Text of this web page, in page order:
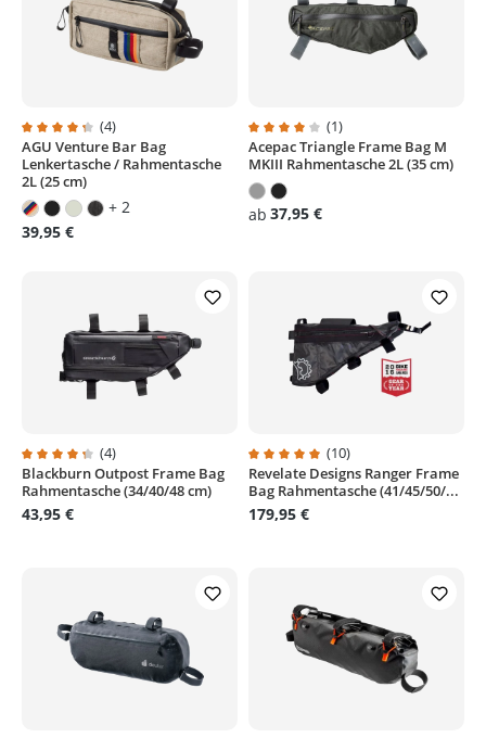
Durchschnittliche Bewertung von 4.2 von 5 Sternen
(4)
AGU Venture Bar Bag
Lenkertasche / Rahmentasche
2L (25 cm)
+ 2
39,95 €
Durchschnittliche Bewertung
(1)
Acepac Triangle Frame Bag M
MKIII Rahmentasche 2L (35 cm)
ab 37,95 €
Durchschnittliche Bewertung von 4.2 von 5 Sternen
(4)
Blackburn Outpost Frame Bag
Rahmentasche (34/40/48 cm)
43,95 €
Durchschnittliche Bewertung
(10)
Revelate Designs Ranger Frame
Bag Rahmentasche (41/45/50/...
179,95 €